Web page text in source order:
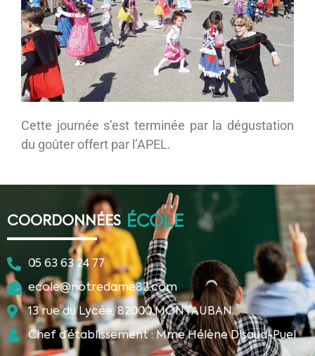
Cette journée s’est terminée par la dégustation
du goûter offert par l’APEL.
COORDONNÉES ÉCOLE
05 63 63 24 77
ecole@notredame82.com
13 rue du Lycée, 82000 MONTAUBAN
Chef d’établissement : Mme Hélène Disaud-Puel